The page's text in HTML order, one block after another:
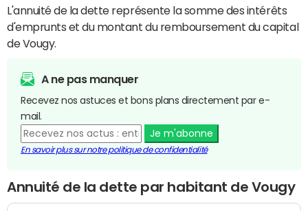
L'annuité de la dette représente la somme des intérêts
d'emprunts et du montant du remboursement du capital
de Vougy.
A ne pas manquer
Recevez nos astuces et bons plans directement par e-
mail.
Je m'abonne
En savoir plus sur notre politique de confidentialité
Annuité de la dette par habitant de Vougy